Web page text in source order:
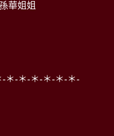
華姐姐
＊-＊-＊-＊-＊-＊-